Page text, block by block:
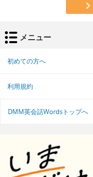
メニュー
初めての方へ
利用規約
DMM英会話Wordsトップへ